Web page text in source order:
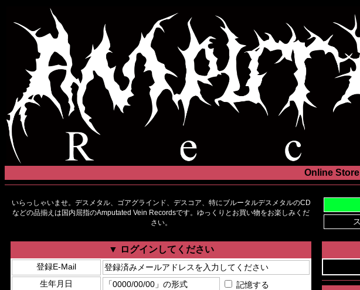
Online Store
いらっしゃいませ。デスメタル、ゴアグラインド、デスコア、特にブルータルデスメタルのCD
などの品揃えは国内屈指のAmputated Vein Recordsです。ゆっくりとお買い物をお楽しみくだ
さい。
▼ ログインしてください
登録E-Mail
生年月日
記憶する